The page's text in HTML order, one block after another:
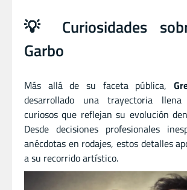
💡 Curiosidades
Garbo
Más allá de su faceta pública,
desarrollado una trayectoria llena
curiosos que reflejan su evolución
Desde decisiones profesionales
anécdotas en rodajes, estos detalles
a su recorrido artístico.